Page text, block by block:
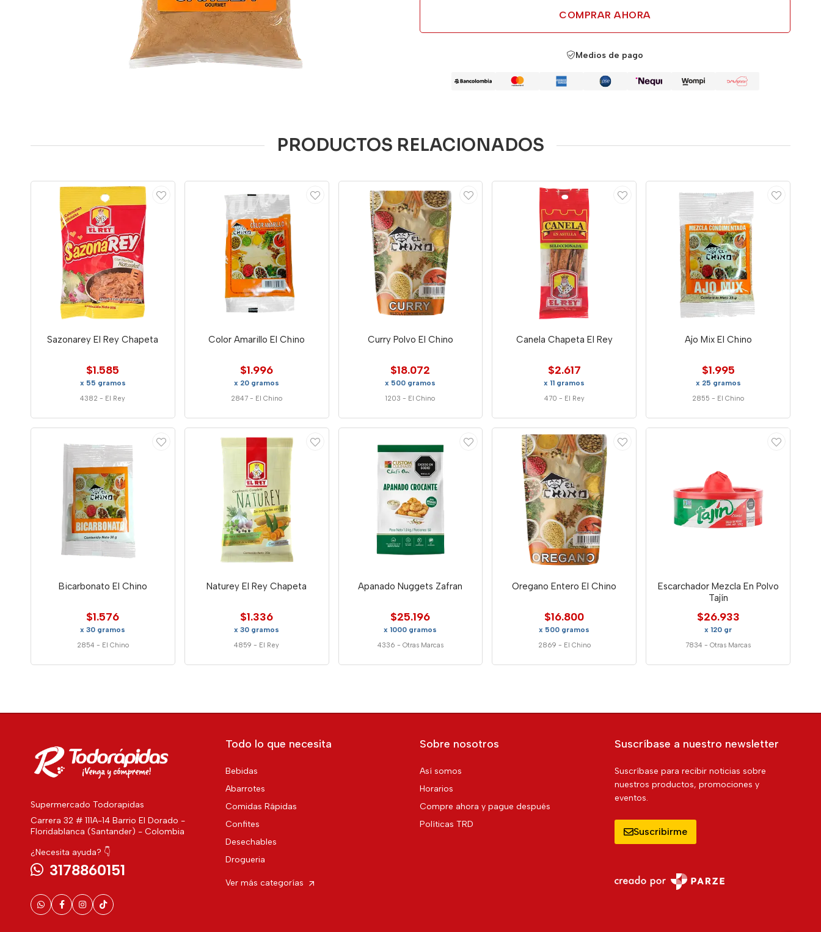
COMPRAR AHORA
Medios de pago
PRODUCTOS RELACIONADOS
Sazonarey El Rey Chapeta
$1.585
x 55 gramos
4382 - El Rey
Color Amarillo El Chino
$1.996
x 20 gramos
2847 - El Chino
Curry Polvo El Chino
$18.072
x 500 gramos
1203 - El Chino
Canela Chapeta El Rey
$2.617
x 11 gramos
470 - El Rey
Ajo Mix El Chino
$1.995
x 25 gramos
2855 - El Chino
Bicarbonato El Chino
$1.576
x 30 gramos
2854 - El Chino
Naturey El Rey Chapeta
$1.336
x 30 gramos
4859 - El Rey
Apanado Nuggets Zafran
$25.196
x 1000 gramos
4336 - Otras Marcas
Oregano Entero El Chino
$16.800
x 500 gramos
2869 - El Chino
Escarchador Mezcla En Polvo
Tajín
$26.933
x 120 gr
7834 -Otras Marcas
Supermercado Todorapidas
Carrera 32 # 111A-14 Barrio El Dorado -
Floridablanca (Santander) - Colombia
¿Necesita ayuda? 👇
3178860151
Todo lo que necesita
Bebidas
Abarrotes
Comidas Rápidas
Confites
Desechables
Drogueria
Ver más categorías
Sobre nosotros
Así somos
Horarios
Compre ahora y pague después
Políticas TRD
Suscríbase a nuestro newsletter
Suscríbase para recibir noticias sobre
nuestros productos, promociones y
eventos.
Suscribirme